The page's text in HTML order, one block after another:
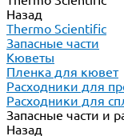
Назад
Thermo Scientific
Запасные части
Кюветы
Пленка для кювет
Расходники для
Расходники для
Запасные части и
Назад